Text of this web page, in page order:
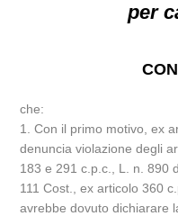
per
che:
1. Con il primo motivo, ex
denuncia violazione degli
183 e 291 c.p.c., L. n. 890
111 Cost., ex articolo 360
avrebbe dovuto dichiarare